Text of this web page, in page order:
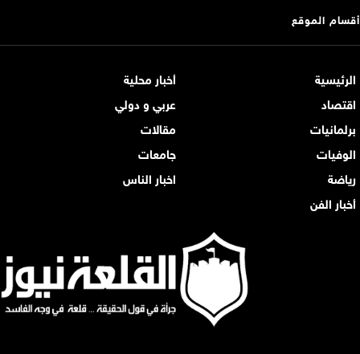
أقسام الموقع
الرئيسية
أخبار محلية
اقتصاد
عربي و دولي
برلمانيات
مقالات
الوفيات
جامعات
رياضة
اخبار الناس
أخبار الفن